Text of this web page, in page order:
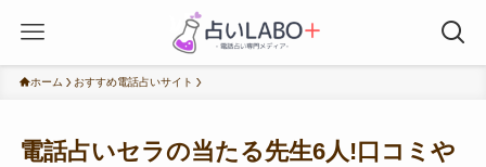
ホーム おすすめ電話占いサイト
電話占いセラの当たる先生6人!口コミや